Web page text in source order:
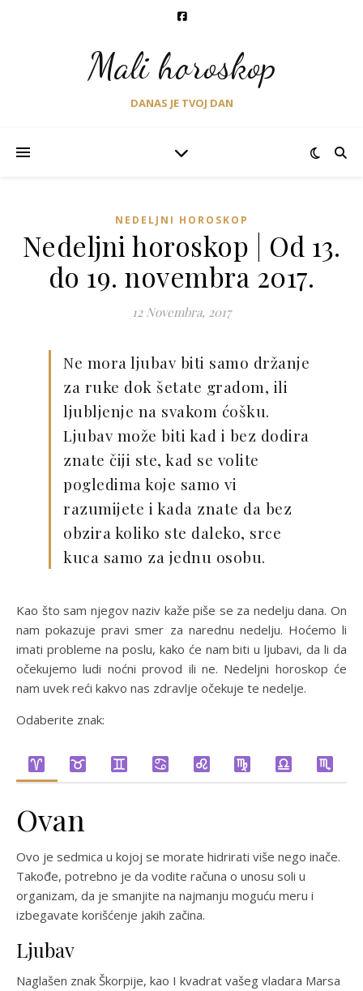
Mali horoskop
DANAS JE TVOJ DAN
NEDELJNI HOROSKOP
Nedeljni horoskop | Od 13.
do 19. novembra 2017.
12 Novembra, 2017
Ne mora ljubav biti samo držanje
za ruke dok šetate gradom, ili
ljubljenje na svakom ćošku.
Ljubav može biti kad i bez dodira
znate čiji ste, kad se volite
pogledima koje samo vi
razumijete i kada znate da bez
obzira koliko ste daleko, srce
kuca samo za jednu osobu.
Kao što sam njegov naziv kaže piše se za nedelju dana. On
nam pokazuje pravi smer za narednu nedelju. Hoćemo li
imati probleme na poslu, kako će nam biti u ljubavi, da li da
očekujemo ludi noćni provod ili ne. Nedeljni horoskop će
nam uvek reći kakvo nas zdravlje očekuje te nedelje.
Odaberite znak:
Ovan
Ovo je sedmica u kojoj se morate hidrirati više nego inače.
Takođe, potrebno je da vodite računa o unosu soli u
organizam, da je smanjite na najmanju moguću meru i
izbegavate korišćenje jakih začina.
Ljubav
Naglašen znak Škorpije, kao I kvadrat vašeg vladara Marsa